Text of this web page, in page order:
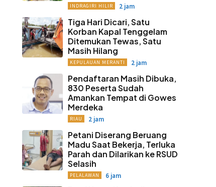
INDRAGIRI HILIR 2 jam
Tiga Hari Dicari, Satu
Korban Kapal Tenggelam
Ditemukan Tewas, Satu
Masih Hilang
KEPULAUAN MERANTI 2 jam
Pendaftaran Masih Dibuka,
830 Peserta Sudah
Amankan Tempat di Gowes
Merdeka
RIAU 2 jam
Petani Diserang Beruang
Madu Saat Bekerja, Terluka
Parah dan Dilarikan ke RSUD
Selasih
PELALAWAN 6 jam